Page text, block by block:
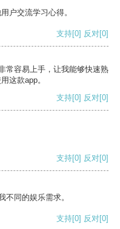
户交流学习心得。
支持[0] 反对[0]
常容易上手，让我能够快速熟
这款app。
支持[0] 反对[0]
支持[0] 反对[0]
不同的娱乐需求。
支持[0] 反对[0]